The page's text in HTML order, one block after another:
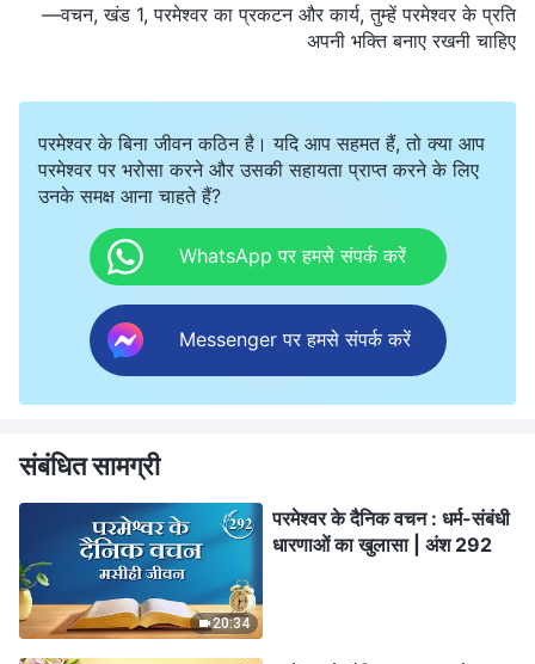
—वचन, खंड 1, परमेश्वर का प्रकटन और कार्य, तुम्हें परमेश्वर के प्रति
अपनी भक्ति बनाए रखनी चाहिए
परमेश्वर के बिना जीवन कठिन है। यदि आप सहमत हैं, तो क्या आप
परमेश्वर पर भरोसा करने और उसकी सहायता प्राप्त करने के लिए
उनके समक्ष आना चाहते हैं?
WhatsApp पर हमसे संपर्क करें
Messenger पर हमसे संपर्क करें
संबंधित सामग्री
20:34
परमेश्वर के दैनिक वचन : धर्म-संबंधी
धारणाओं का खुलासा | अंश 292